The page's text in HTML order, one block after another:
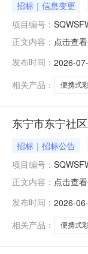
招标｜信息变更
项目编号：
正文内容： 点击查
发布时间： 2026-
相关产品：
便携式
东宁市东宁社
招标｜招标公告
项目编号：
正文内容： 点击查
发布时间： 2026-
相关产品：
便携式